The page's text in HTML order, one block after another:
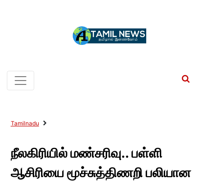
Tamilnadu
நீலகிரியில் மண்சரிவு.. பள்ளி
ஆசிரியை மூச்சுத்திணறி பலியான